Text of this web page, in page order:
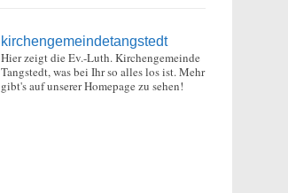
kirchengemeindetangstedt
Hier zeigt die Ev.-Luth. Kirchengemeinde
Tangstedt, was bei Ihr so alles los ist.Mehr
gibt's auf unserer Homepage zu sehen!